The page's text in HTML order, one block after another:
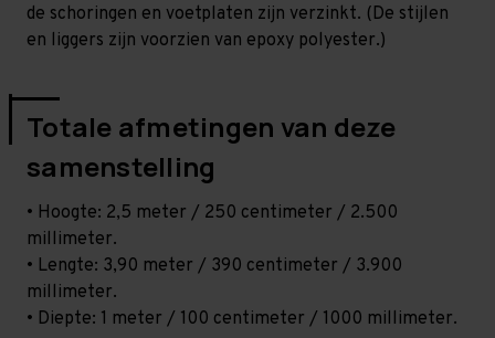
de schoringen en voetplaten zijn verzinkt. (De stijlen
en liggers zijn voorzien van epoxy polyester.)
Totale afmetingen van deze
samenstelling
• Hoogte: 2,5 meter / 250 centimeter / 2.500
millimeter.
• Lengte: 3,90 meter / 390 centimeter / 3.900
millimeter.
• Diepte: 1 meter / 100 centimeter / 1000 millimeter.